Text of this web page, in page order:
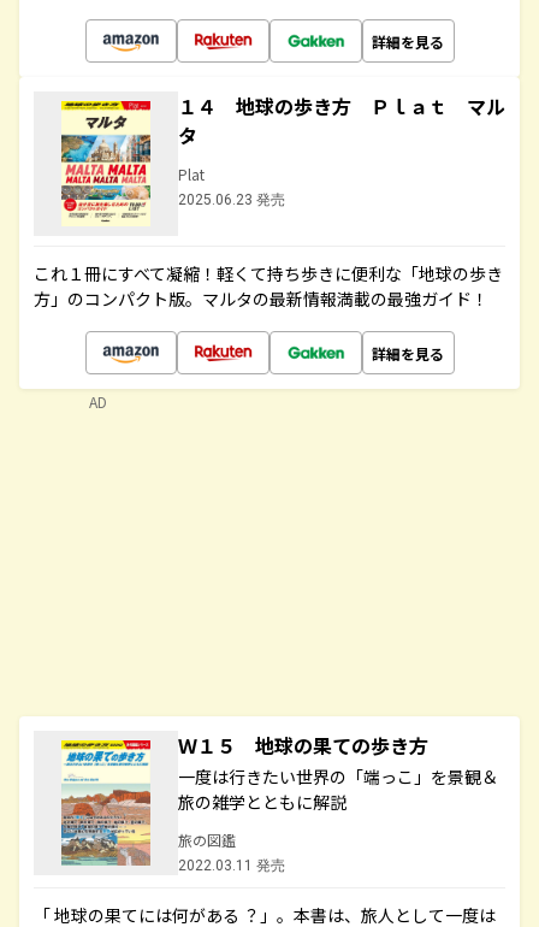
詳細を見る
１４ 地球の歩き方 Ｐｌａｔ マル
タ
Plat
2025.06.23 発売
これ１冊にすべて凝縮！軽くて持ち歩きに便利な「地球の歩き
方」のコンパクト版。マルタの最新情報満載の最強ガイド！
詳細を見る
Ｗ１５ 地球の果ての歩き方
一度は行きたい世界の「端っこ」を景観＆
旅の雑学とともに解説
旅の図鑑
2022.03.11 発売
「 地球の果てには何がある ？」。本書は、旅人として一度は
AD